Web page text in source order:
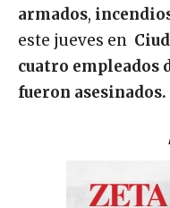
armados,
este jueves en
cuatro empleados
fueron asesinados.